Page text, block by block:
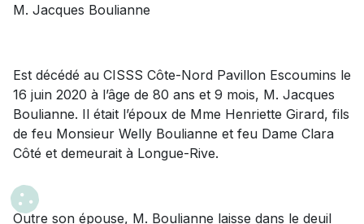
M. Jacques Boulianne
Est décédé au CISSS Côte-Nord Pavillon Escoumins le
16 juin 2020 à l’âge de 80 ans et 9 mois, M. Jacques
Boulianne. Il était l’époux de Mme Henriette Girard, fils
de feu Monsieur Welly Boulianne et feu Dame Clara
Côté et demeurait à Longue-Rive.
Outre son épouse, M. Boulianne laisse dans le deuil